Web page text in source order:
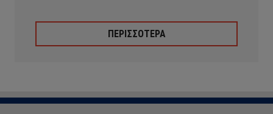
ΠΕΡΙΣΣΟΤΕΡΑ